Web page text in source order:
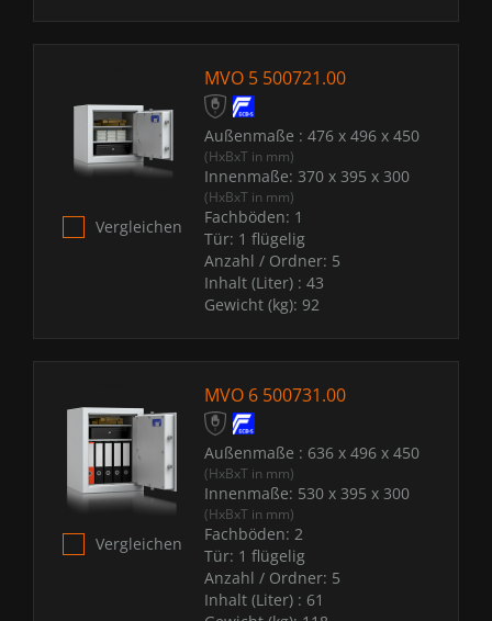
Vergleichen
MVO 5 500721.00
Außenmaße : 476 x 496 x 450
(HxBxT in mm)
Innenmaße: 370 x 395 x 300
(HxBxT in mm)
Fachböden: 1
Tür: 1 flügelig
Anzahl / Ordner: 5
Inhalt (Liter) : 43
Gewicht (kg): 92
Vergleichen
MVO 6 500731.00
Außenmaße : 636 x 496 x 450
(HxBxT in mm)
Innenmaße: 530 x 395 x 300
(HxBxT in mm)
Fachböden: 2
Tür: 1 flügelig
Anzahl / Ordner: 5
Inhalt (Liter) : 61